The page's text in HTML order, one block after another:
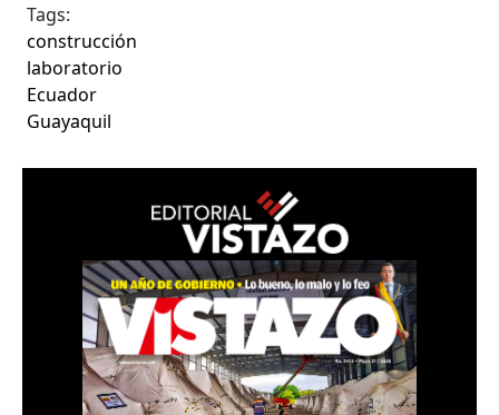
Tags:
construcción
laboratorio
Ecuador
Guayaquil